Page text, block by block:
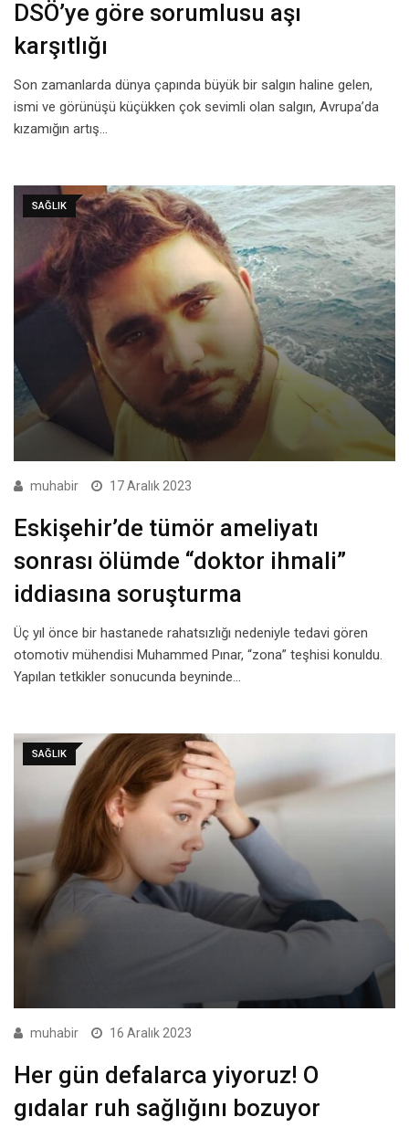
DSÖ’ye göre sorumlusu aşı
karşıtlığı
Son zamanlarda dünya çapında büyük bir salgın haline gelen,
ismi ve görünüşü küçükken çok sevimli olan salgın, Avrupa’da
kızamığın artış…
SAĞLIK
muhabir 17 Aralık 2023
Eskişehir’de tümör ameliyatı
sonrası ölümde “doktor ihmali”
iddiasına soruşturma
Üç yıl önce bir hastanede rahatsızlığı nedeniyle tedavi gören
otomotiv mühendisi Muhammed Pınar, “zona” teşhisi konuldu.
Yapılan tetkikler sonucunda beyninde…
SAĞLIK
muhabir 16 Aralık 2023
Her gün defalarca yiyoruz! O
gıdalar ruh sağlığını bozuyor